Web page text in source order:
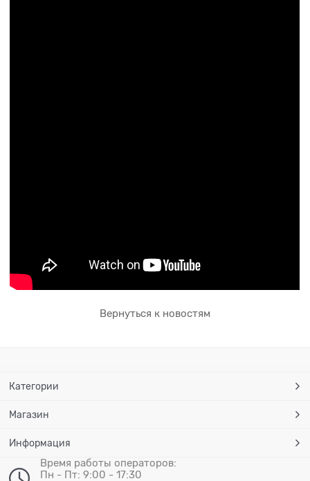
Вернуться к новостям
Категории
Магазин
Информация
Время работы операторов:
Пн - Пт: 9:00 - 17:30